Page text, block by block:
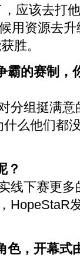
应该去打
用资源去
胜。
霸的赛制，
组挺满意
么他们都
？
下赛更多
HopeStaR
色，开幕式